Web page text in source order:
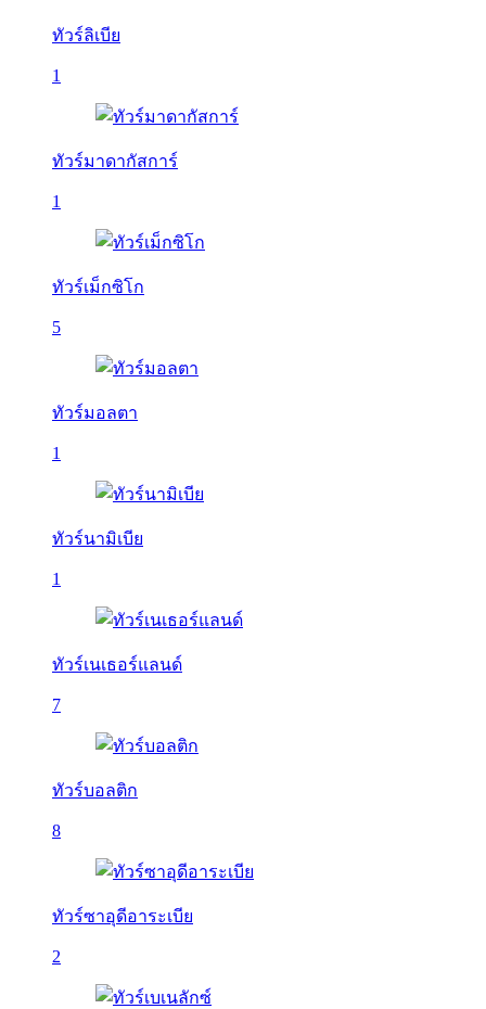
ทัวร์ลิเบีย
1
ทัวร์มาดากัสการ์
1
ทัวร์เม็กซิโก
5
ทัวร์มอลตา
1
ทัวร์นามิเบีย
1
ทัวร์เนเธอร์แลนด์
7
ทัวร์บอลติก
8
ทัวร์ซาอุดีอาระเบีย
2